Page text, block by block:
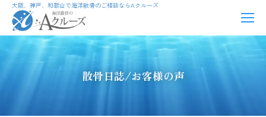
大阪、神戸、和歌山で海洋散骨のご相談ならAクルーズ
散骨日誌/お客様の声